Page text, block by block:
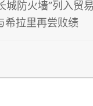
城防火墙”列入贸
希拉里再尝败绩